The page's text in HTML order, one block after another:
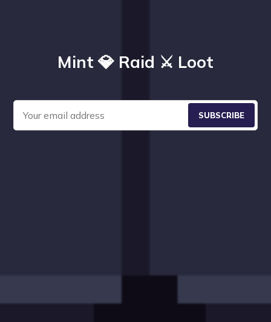
Mint 💎 Raid ⚔️ Loot
SUBSCRIBE